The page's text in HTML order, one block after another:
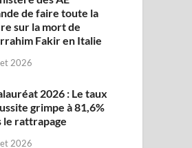
de faire toute la
sur la mort de
Fakir en Italie
2026
2026 : Le taux
grimpe à 81,6%
le rattrapage
2026